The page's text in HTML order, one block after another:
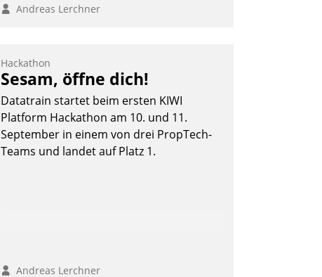
in SAP zu integrieren.
Andreas Lerchner
Hackathon
Sesam, öffne dich!
Datatrain startet beim ersten KIWI
Platform Hackathon am 10. und 11.
September in einem von drei PropTech-
Teams und landet auf Platz 1.
Andreas Lerchner